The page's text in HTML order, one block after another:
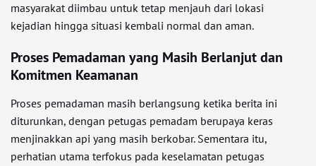
masyarakat diimbau untuk tetap menjauh dari lokasi
kejadian hingga situasi kembali normal dan aman.
Proses Pemadaman yang Masih Berlanjut dan
Komitmen Keamanan
Proses pemadaman masih berlangsung ketika berita ini
diturunkan, dengan petugas pemadam berupaya keras
menjinakkan api yang masih berkobar. Sementara itu,
perhatian utama terfokus pada keselamatan petugas